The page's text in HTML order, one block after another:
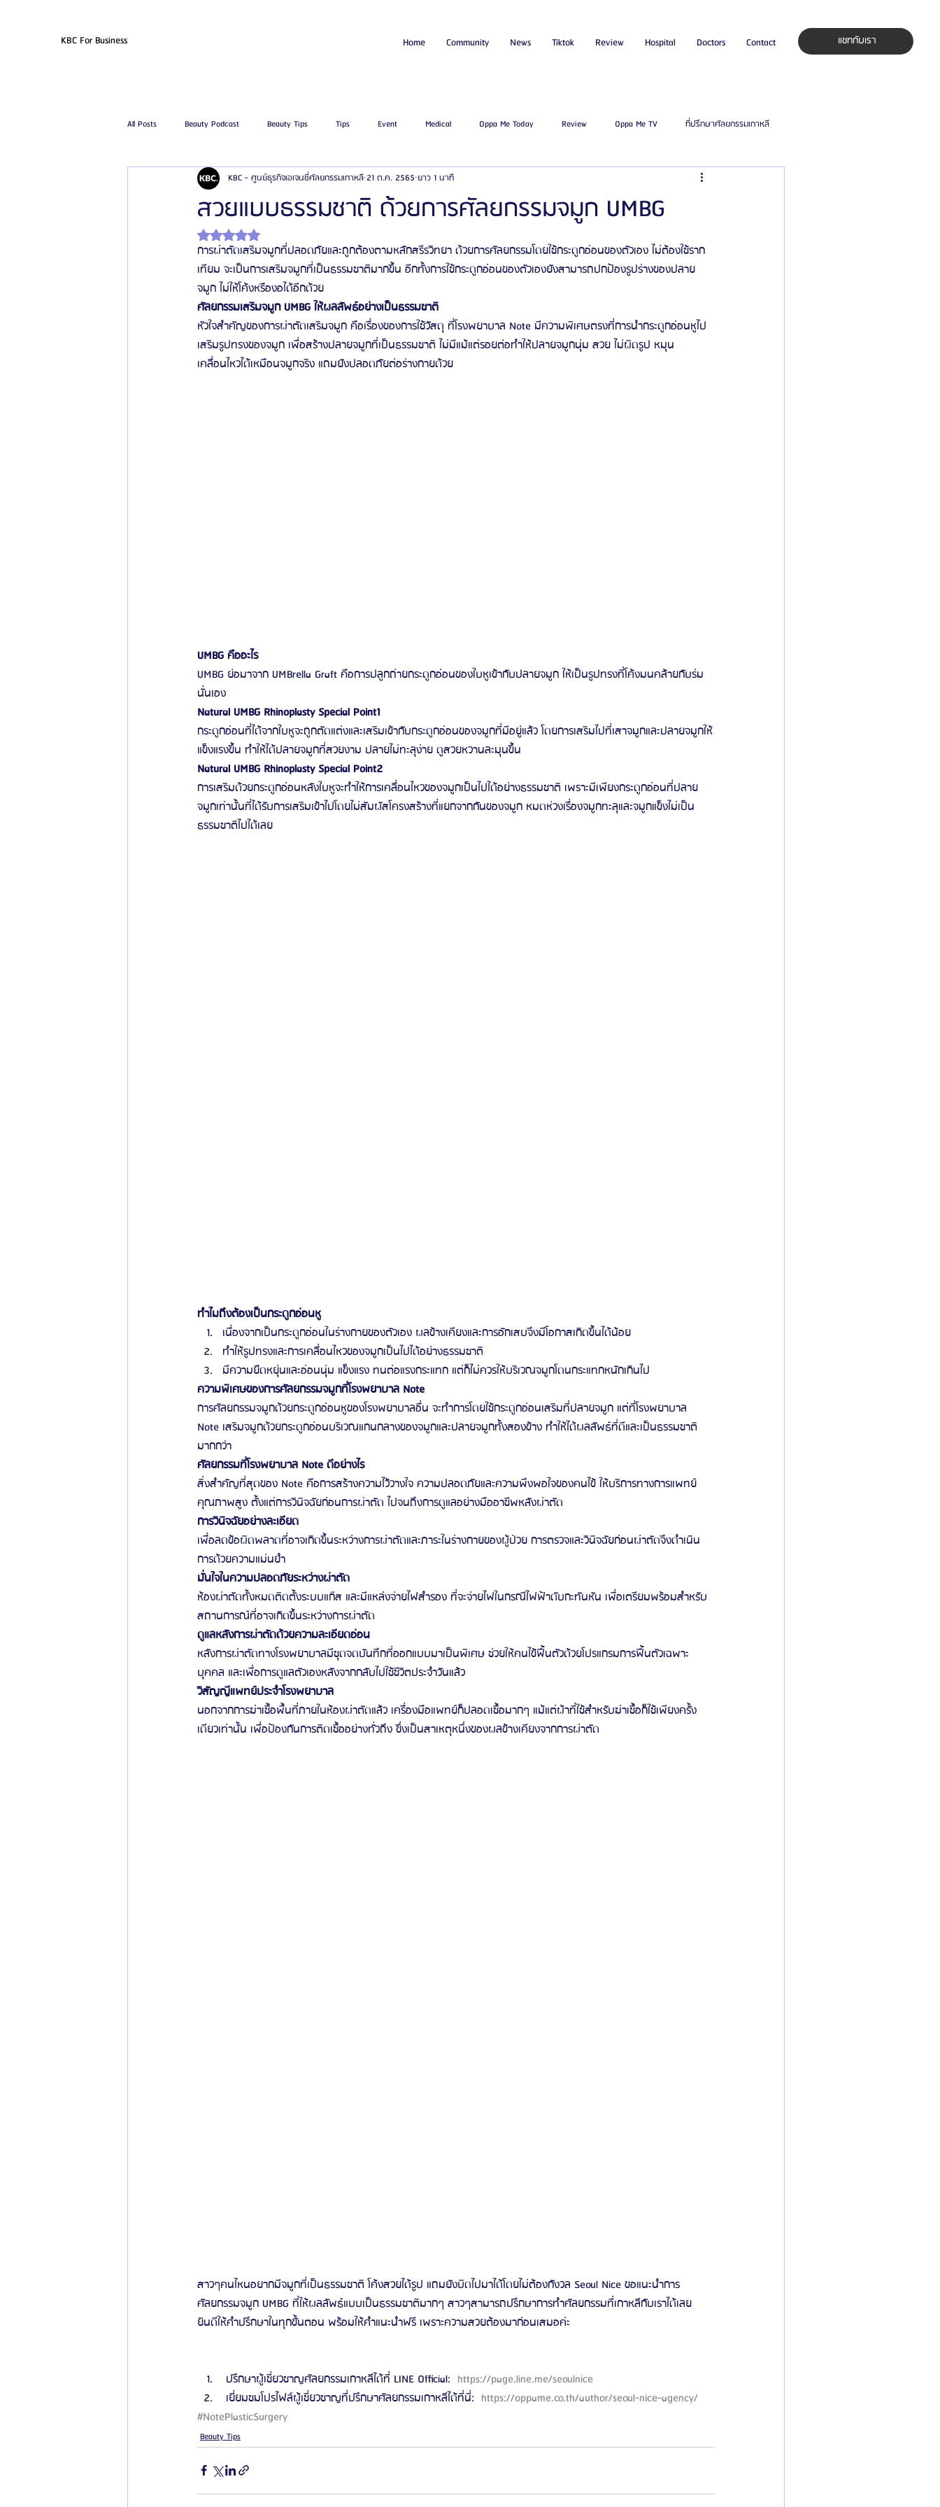
Home Community News Tiktok Review Hospital Doctors Contact แชทกับเรา
KBC For Business
All Posts Beauty Podcast Beauty Tips Tips Event Medical Oppa Me Today Review Oppa Me TV ที่ปรึกษาศัลยกรรมเกาหลี
รีวิวศัลยกรรมฉีดไขมัน รีวิวศัลยกรรมดูดไขมัน โรงพยาบาลศัลยกรรมเอท็อป ศัลยแพทย์ ประเทศเกาหลี
โรงพยาบาลศัลยกรรมเฟรช
รีวิวศัลยกรรมผู้ชาย โรงพยาบาลศัลยกรรมมาอิน
ข่าวสารศัลยกรรมเกาหลี รีวิวดูดไขมัน รีวิวดูดไขมันหน้า รีวิวดูดไขมันเหนียง
สวยแบบธรรมชาติ ด้วยการศัลยกรรมจมูก UMBG
KBC - ศูนย์ธุรกิจเอเจนซี่ศัลยกรรมเกาหลี 21 ต.ค. 2565 ยาว 1 นาที
ได้รับ NaN เต็ม 5 ดาว
การผ่าตัดเสริมจมูกที่ปลอดภัยและถูกต้องตามหลักสรีรวิทยา ด้วยการศัลยกรรมโดยใช้กระดูกอ่อนของตัวเอง ไม่ต้องใช้ราก
เทียม จะเป็นการเสริมจมูกที่เป็นธรรมชาติมากขึ้น อีกทั้งการใช้กระดูกอ่อนของตัวเองยังสามารถปกป้องรูปร่างของปลาย
จมูก ไม่ให้โค้งหรืองอได้อีกด้วย
ศัลยกรรมเสริมจมูก UMBG ให้ผลลัพธ์อย่างเป็นธรรมชาติ
หัวใจสำคัญของการผ่าตัดเสริมจมูก คือเรื่องของการใช้วัสดุ ที่โรงพยาบาล Note มีความพิเศษตรงที่การนำกระดูกอ่อนหูไป
เสริมรูปทรงของจมูก เพื่อสร้างปลายจมูกที่เป็นธรรมชาติ ไม่มีแม้แต่รอยต่อทำให้ปลายจมูกนุ่ม สวย ไม่ผิดรูป หมุน
เคลื่อนไหวได้เหมือนจมูกจริง แถมยังปลอดภัยต่อร่างกายด้วย
UMBG คืออะไร
UMBG ย่อมาจาก UMBrella Graft คือการปลูกถ่ายกระดูกอ่อนของใบหูเข้ากับปลายจมูก ให้เป็นรูปทรงที่โค้งมนคล้ายกับร่ม
นั่นเอง
Natural UMBG Rhinoplasty Special Point1
กระดูกอ่อนที่ได้จากใบหูจะถูกตัดแต่งและเสริมเข้ากับกระดูกอ่อนของจมูกที่มีอยู่แล้ว โดยการเสริมไปที่เสาจมูกและปลายจมูกให้
แข็งแรงขึ้น ทำให้ได้ปลายจมูกที่สวยงาม ปลายไม่ทะลุง่าย ดูสวยหวานละมุนขึ้น
Natural UMBG Rhinoplasty Special Point2
การเสริมด้วยกระดูกอ่อนหลังใบหูจะทำให้การเคลื่อนไหวของจมูกเป็นไปได้อย่างธรรมชาติ เพราะมีเพียงกระดูกอ่อนที่ปลาย
จมูกเท่านั้นที่ได้รับการเสริมเข้าไปโดยไม่สัมผัสโครงสร้างที่แยกจากกันของจมูก หมดห่วงเรื่องจมูกทะลุและจมูกแข็งไม่เป็น
ธรรมชาติไปได้เลย
ทำไมถึงต้องเป็นกระดูกอ่อนหู
เนื่องจากเป็นกระดูกอ่อนในร่างกายของตัวเอง ผลข้างเคียงและการอักเสบจึงมีโอกาสเกิดขึ้นได้น้อย
ทำให้รูปทรงและการเคลื่อนไหวของจมูกเป็นไปได้อย่างธรรมชาติ
มีความยืดหยุ่นและอ่อนนุ่ม แข็งแรง ทนต่อแรงกระแทก แต่ก็ไม่ควรให้บริเวณจมูกโดนกระแทกหนักเกินไป
ความพิเศษของการศัลยกรรมจมูกที่โรงพยาบาล Note
การศัลยกรรมจมูกด้วยกระดูกอ่อนหูของโรงพยาบาลอื่น จะทำการโดยใช้กระดูกอ่อนเสริมที่ปลายจมูก แต่ที่โรงพยาบาล
Note เสริมจมูกด้วยกระดูกอ่อนบริเวณแกนกลางของจมูกและปลายจมูกทั้งสองข้าง ทำให้ได้ผลลัพธ์ที่ดีและเป็นธรรมชาติ
มากกว่า
ศัลยกรรมที่โรงพยาบาล Note ดีอย่างไร
สิ่งสำคัญที่สุดของ Note คือการสร้างความไว้วางใจ ความปลอดภัยและความพึงพอใจของคนไข้ ให้บริการทางการแพทย์
คุณภาพสูง ตั้งแต่การวินิจฉัยก่อนการผ่าตัด ไปจนถึงการดูแลอย่างมืออาชีพหลังผ่าตัด
การวินิจฉัยอย่างละเอียด
เพื่อลดข้อผิดพลาดที่อาจเกิดขึ้นระหว่างการผ่าตัดและภาระในร่างกายของผู้ป่วย การตรวจและวินิจฉัยก่อนผ่าตัดจึงดำเนิน
การด้วยความแม่นยำ
มั่นใจในความปลอดภัยระหว่างผ่าตัด
ห้องผ่าตัดทั้งหมดติดตั้งระบบแก๊ส และมีแหล่งจ่ายไฟสำรอง ที่จะจ่ายไฟในกรณีไฟฟ้าดับกะทันหัน เพื่อเตรียมพร้อมสำหรับ
สถานการณ์ที่อาจเกิดขึ้นระหว่างการผ่าตัด
ดูแลหลังการผ่าตัดด้วยความละเอียดอ่อน
หลังการผ่าตัดทางโรงพยาบาลมีชุดจดบันทึกที่ออกแบบมาเป็นพิเศษ ช่วยให้คนไข้ฟื้นตัวด้วยโปรแกรมการฟื้นตัวเฉพาะ
บุคคล และเพื่อการดูแลตัวเองหลังจากกลับไปใช้ชีวิตประจำวันแล้ว
วิสัญญีแพทย์ประจำโรงพยาบาล
นอกจากการฆ่าเชื้อพื้นที่ภายในห้องผ่าตัดแล้ว เครื่องมือแพทย์ก็ปลอดเชื้อมากๆ แม้แต่ผ้าที่ใช้สำหรับฆ่าเชื้อก็ใช้เพียงครั้ง
เดียวเท่านั้น เพื่อป้องกันการติดเชื้ออย่างทั่วถึง ซึ่งเป็นสาเหตุหนึ่งของผลข้างเคียงจากการผ่าตัด
สาวๆคนไหนอยากมีจมูกที่เป็นธรรมชาติ โค้งสวยได้รูป แถมยังบิดไปมาได้โดยไม่ต้องกังวล Seoul Nice ขอแนะนำการ
ศัลยกรรมจมูก UMBG ที่ให้ผลลัพธ์แบบเป็นธรรมชาติมากๆ สาวๆสามารถปรึกษาการทำศัลยกรรมที่เกาหลีกับเราได้เลย
ยินดีให้คำปรึกษาในทุกขั้นตอน พร้อมให้คำแนะนำฟรี เพราะความสวยต้องมาก่อนเสมอค่ะ
ปรึกษาผู้เชี่ยวชาญศัลยกรรมเกาหลีได้ที่ LINE Official: https://page.line.me/seoulnice
เยี่ยมชมโปรไฟล์ผู้เชี่ยวชาญที่ปรึกษาศัลยกรรมเกาหลีได้ที่นี่: https://oppame.co.th/author/seoul-nice-agency/
#NotePlasticSurgery
Beauty Tips